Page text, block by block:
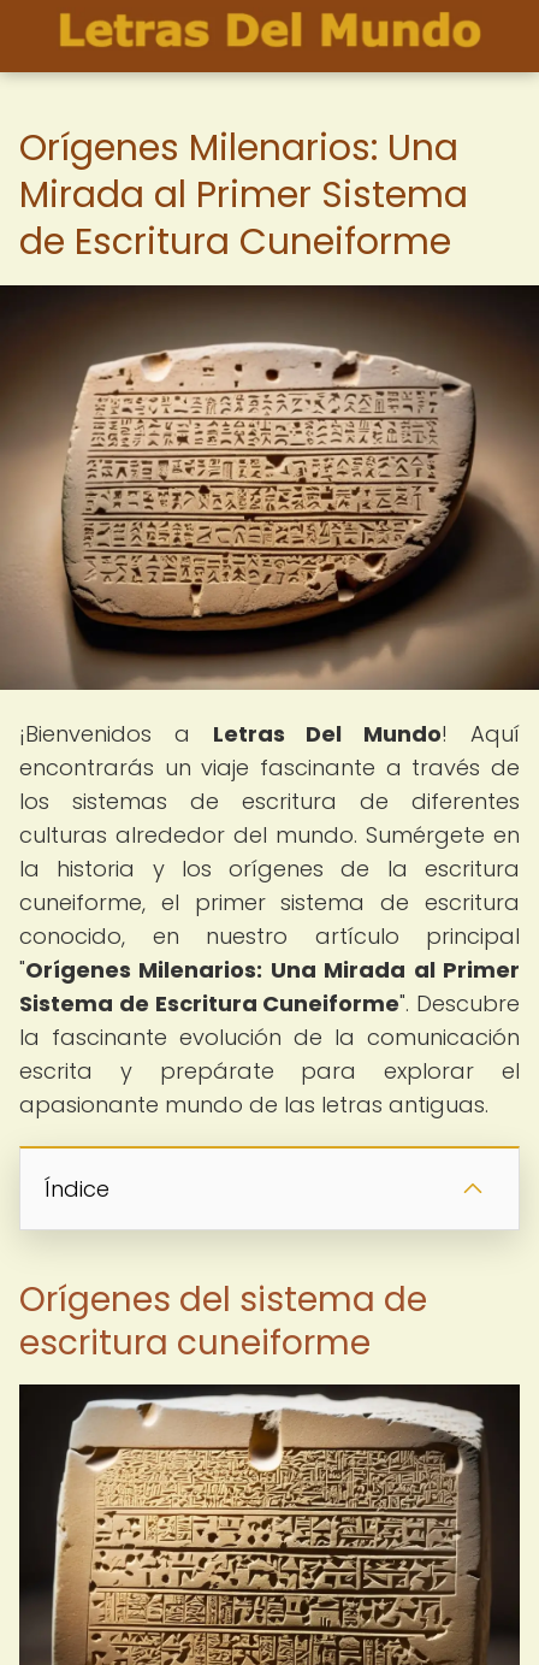
Orígenes Milenarios: Una
Mirada al Primer Sistema
de Escritura Cuneiforme
¡Bienvenidos a Letras Del Mundo! Aquí
encontrarás un viaje fascinante a través de
los sistemas de escritura de diferentes
culturas alrededor del mundo. Sumérgete en
la historia y los orígenes de la escritura
cuneiforme, el primer sistema de escritura
conocido, en nuestro artículo principal
"Orígenes Milenarios: Una Mirada al Primer
Sistema de Escritura Cuneiforme". Descubre
la fascinante evolución de la comunicación
escrita y prepárate para explorar el
apasionante mundo de las letras antiguas.
Índice
Orígenes del sistema de
escritura cuneiforme